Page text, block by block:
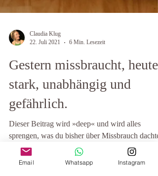
Claudia Klug
22. Juli 2021
6 Min. Lesezeit
Gestern missbraucht, heute
stark, unabhängig und
gefährlich.
Dieser Beitrag wird »deep« und wird alles
sprengen, was du bisher über Missbrauch
Email Whatsapp Instagram